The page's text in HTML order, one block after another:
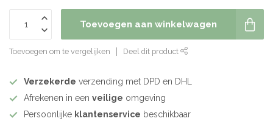
Toevoegen aan winkelwagen
Toevoegen om te vergelijken Deel dit product
Verzekerde verzending met DPD en DHL
Afrekenen in een veilige omgeving
Persoonlijke klantenservice beschikbaar